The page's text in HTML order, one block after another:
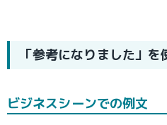
「参考になりました」を
ビジネスシーンでの例文